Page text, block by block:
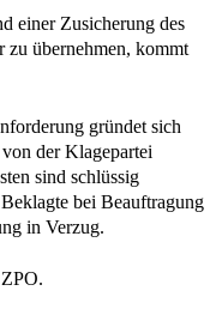
einer Zusicherung des
zu übernehmen, kommt
gründet sich
der Klagepartei
sind schlüssig
bei Beauftragung
in Verzug.